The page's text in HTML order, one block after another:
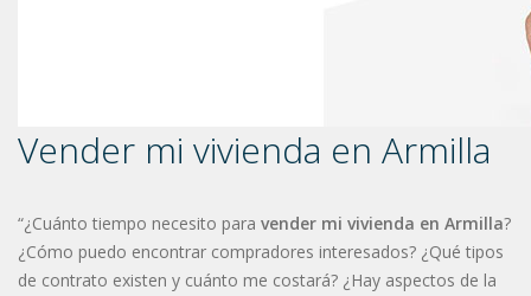
Vender mi vivienda en Armilla
“¿Cuánto tiempo necesito para vender mi vivienda en Armilla?
¿Cómo puedo encontrar compradores interesados? ¿Qué tipos
de contrato existen y cuánto me costará? ¿Hay aspectos de la